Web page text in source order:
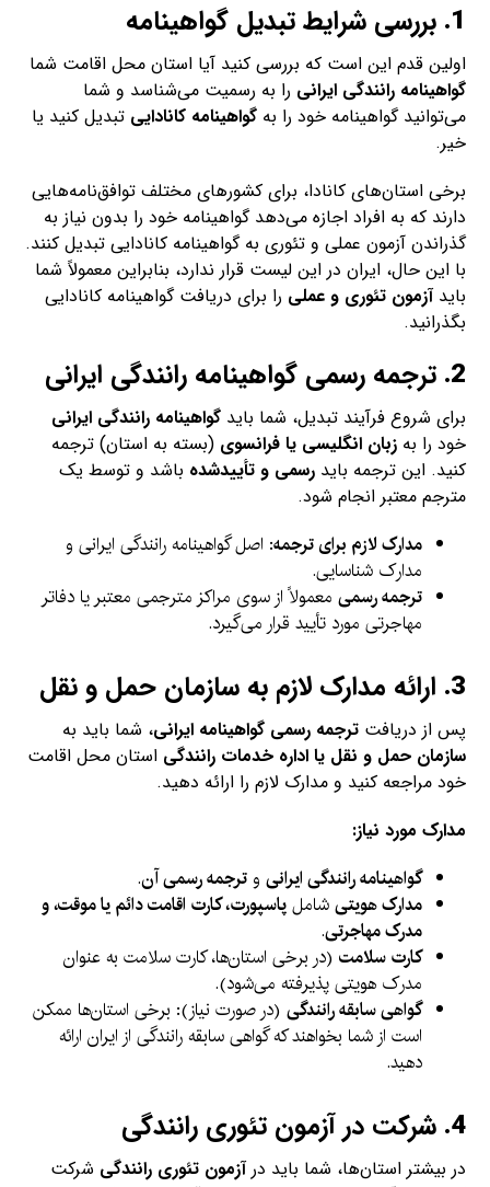
1. بررسی شرایط تبدیل گواهینامه
اولین قدم این است که بررسی کنید آیا استان محل اقامت شما
گواهینامه رانندگی ایرانی را به رسمیت می‌شناسد و شما
می‌توانید گواهینامه خود را بهگواهینامه کانادایی تبدیل کنید یا
خیر.
برخی استان‌های کانادا، برای کشورهای مختلف توافق‌نامه‌هایی
دارند که به افراد اجازه می‌دهد گواهینامه خود را بدون نیاز به
گذراندن آزمون عملی و تئوری به گواهینامه کانادایی تبدیل کنند.
با این حال، ایران در این لیست قرار ندارد، بنابراین معمولاً شما
بایدآزمون تئوری و عملی را برای دریافت گواهینامه کانادایی
بگذرانید.
2. ترجمه رسمی گواهینامه رانندگی ایرانی
برای شروع فرآیند تبدیل، شما بایدگواهینامه رانندگی ایرانی
خود را بهزبان انگلیسی یا فرانسوی (بسته به استان) ترجمه
کنید. این ترجمه بایدرسمی و تأییدشده باشد و توسط یک
مترجم معتبر انجام شود.
مدارک لازم برای ترجمه: اصل گواهینامه رانندگی ایرانی و
مدارک شناسایی.
ترجمه رسمی معمولاً از سوی مراکز مترجمی معتبر یا دفاتر
مهاجرتی مورد تأیید قرار می‌گیرد.
3. ارائه مدارک لازم به سازمان حمل و نقل
پس از دریافتترجمه رسمی گواهینامه ایرانی، شما باید به
سازمان حمل و نقل یا اداره خدمات رانندگی استان محل اقامت
خود مراجعه کنید و مدارک لازم را ارائه دهید.
مدارک مورد نیاز:
گواهینامه رانندگی ایرانی وترجمه رسمی آن.
مدارک هویتیشاملپاسپورت، کارت اقامت دائم یا موقت، و
مدرک مهاجرتی.
کارت سلامت (در برخی استان‌ها، کارت سلامت به عنوان
مدرک هویتی پذیرفته می‌شود).
گواهی سابقه رانندگی (در صورت نیاز): برخی استان‌ها ممکن
است از شما بخواهند که گواهی سابقه رانندگی از ایران ارائه
دهید.
4. شرکت در آزمون تئوری رانندگی
در بیشتر استان‌ها، شما باید درآزمون تئوری رانندگی شرکت